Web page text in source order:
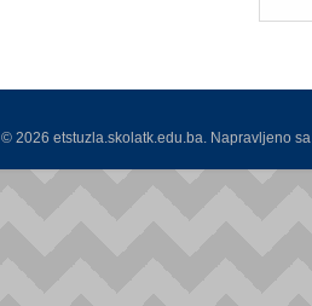
© 2026 etstuzla.skolatk.edu.ba. Napravljeno sa